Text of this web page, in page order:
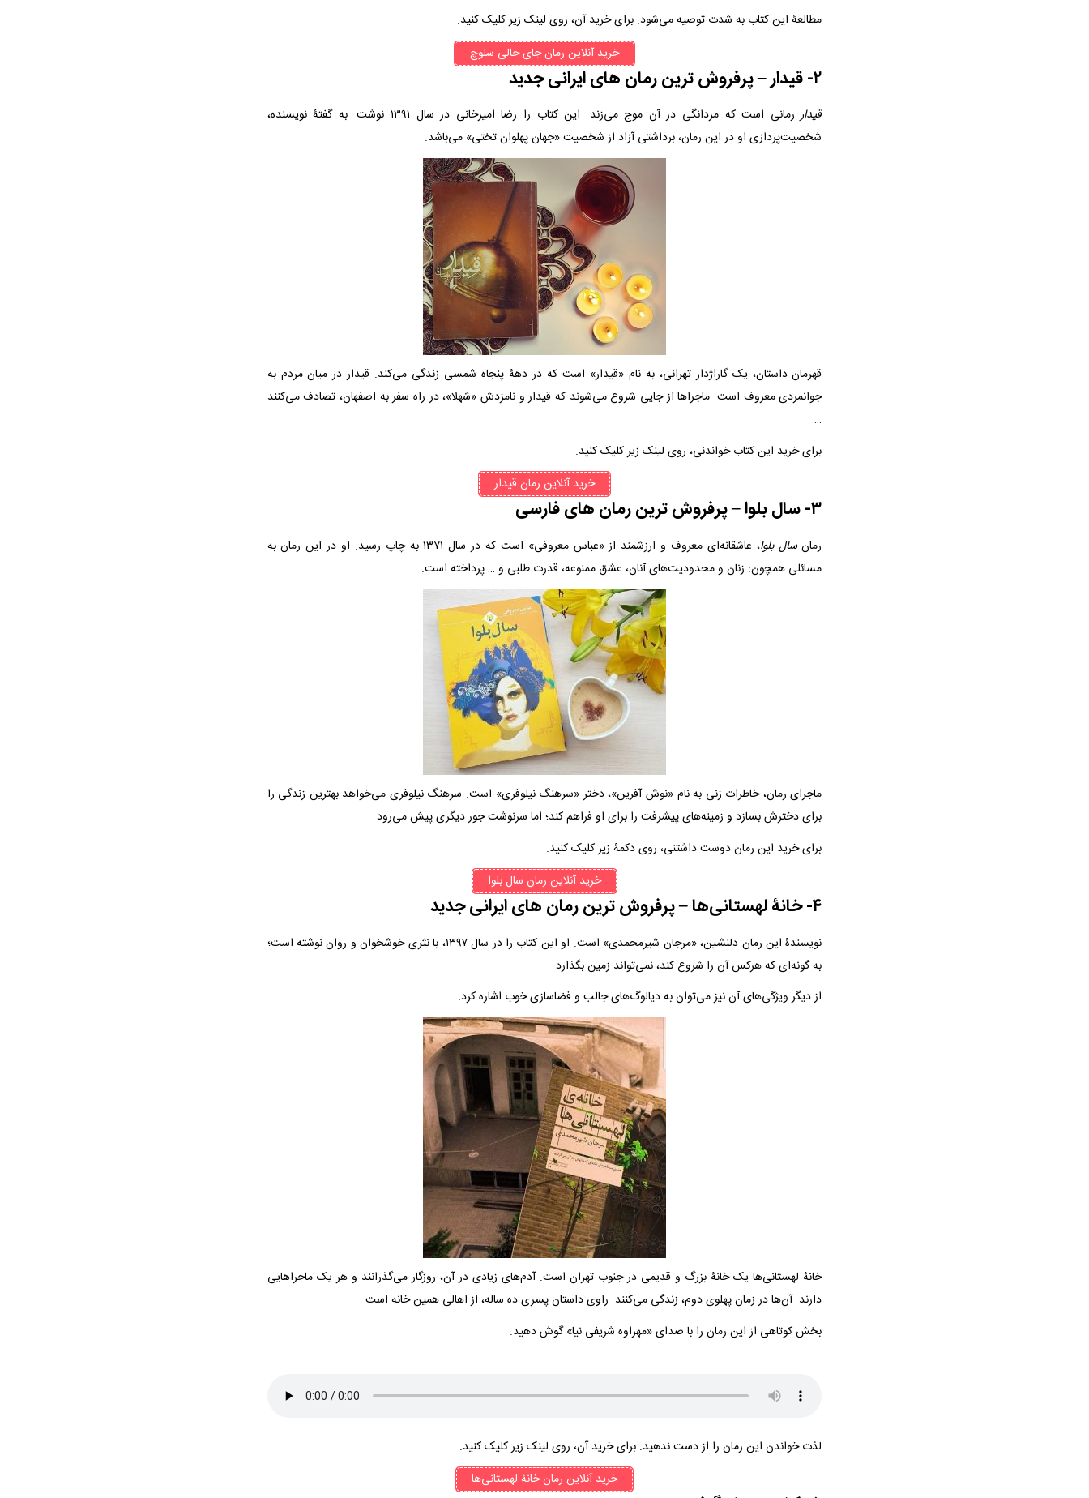
مطالعۀ این کتاب به شدت توصیه می‌شود. برای خرید آن، روی لینک زیر کلیک کنید.
خرید آنلاین رمان جای خالی سلوچ
۲- قیدار – پرفروش ترین رمان های ایرانی جدید
قیدار
رمانی است که مردانگی در آن موج می‌زند. این کتاب را رضا امیرخانی در سال ۱۳۹۱ نوشت. به گفتۀ نویسنده،
شخصیت‌پردازی او در این رمان، برداشتی آزاد از شخصیت «جهان پهلوان تختی» می‌باشد.
قهرمان داستان، یک گاراژ‌دار تهرانی، به نام «قیدار» است که در دهۀ پنجاه شمسی زندگی ‌می‌کند. قیدار در میان مردم به
جوانمردی معروف است. ماجراها از جایی شروع می‌شوند که قیدار و نامزدش «شهلا»، در راه سفر به اصفهان، تصادف می‌کنند
…
برای خرید این کتاب خواندنی، روی لینک زیر کلیک کنید.
خرید آنلاین رمان قیدار
۳- سال بلوا – پرفروش ترین رمان های فارسی
رمانسال بلوا
، عاشقانه‌ای معروف و ارزشمند از «عباس معروفی» است که در سال ۱۳۷۱ به چاپ رسید. او در این رمان به
مسائلی همچون: زنان و محدودیت‌های آنان، عشق ممنوعه، قدرت طلبی و … پرداخته است.
ماجرای رمان، خاطرات زنی به نام «نوش آفرین»، دختر «سرهنگ نیلوفری» است. سرهنگ نیلوفری می‌خواهد بهترین زندگی را
برای دخترش بسازد و زمینه‌های پیشرفت را برای او فراهم کند؛ اما سرنوشت جور دیگری پیش می‌رود …
برای خرید این رمان دوست داشتنی، روی دکمۀ زیر کلیک کنید.
خرید آنلاین رمان سال بلوا
۴- خانۀ لهستانی‌ها – پرفروش ترین رمان های ایرانی جدید
نویسندۀ این رمان دلنشین، «مرجان شیرمحمدی» است. او این کتاب را در سال ۱۳۹۷، با نثری خوشخوان و روان نوشته است؛
به گونه‌ای که هرکس آن را شروع کند، نمی‌تواند زمین بگذارد.
از دیگر ویژگی‌های آن نیز می‌توان به دیالوگ‌های جالب و فضاسازی خوب اشاره کرد.
خانۀ لهستانی‌ها یک خانۀ بزرگ و قدیمی در جنوب تهران است. آدم‌های زیادی در آن، روزگار می‌گذرانند و هر یک ماجراهایی
دارند. آن‌ها در زمان پهلوی دوم، زندگی می‌کنند. راوی داستان پسری ده ساله، از اهالی همین خانه است.
بخش کوتاهی از این رمان را با صدای «مهراوه شریفی نیا» گوش دهید.
لذت خواندن این رمان را از دست ندهید. برای خرید آن، روی لینک زیر کلیک کنید.
خرید آنلاین رمان خانۀ لهستانی‌ها